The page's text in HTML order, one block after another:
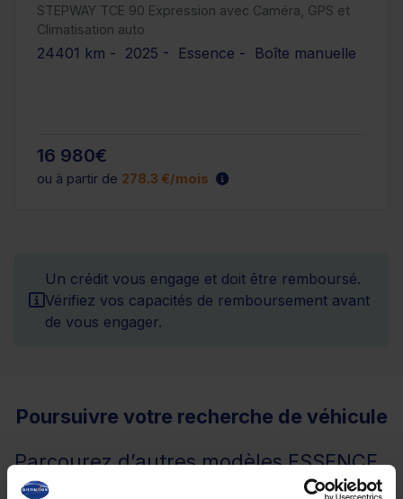
STEPWAY TCE 90 Expression avec Caméra, GPS et
Climatisation auto
24401 km - 2025 - Essence - Boîte manuelle
16 980€
ou à partir de 278.3 €/mois
Un crédit vous engage et doit être remboursé.
Vérifiez vos capacités de remboursement avant
de vous engager.
Poursuivre votre recherche de véhicule
Parcourez d’autres modèles ESSENCE
de la marque DACIA